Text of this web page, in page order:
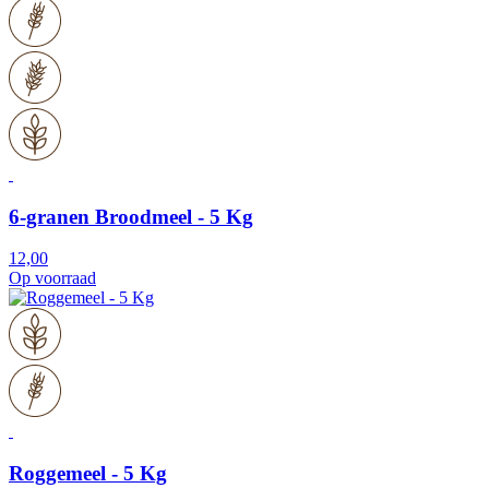
6-granen Broodmeel - 5 Kg
12,00
Op voorraad
Roggemeel - 5 Kg